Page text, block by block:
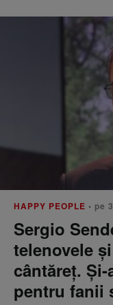
HAPPY PEOPLE • pe
Sergio
telenovele
cântăreț.
pentru fanii